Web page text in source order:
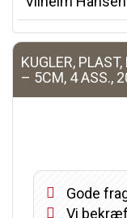
KUGLER,
– 5CM, 4 ASS.,
Gode
Vi